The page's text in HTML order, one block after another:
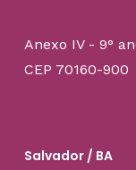
Anexo IV - 9°
CEP 70160-900
Salvador / BA